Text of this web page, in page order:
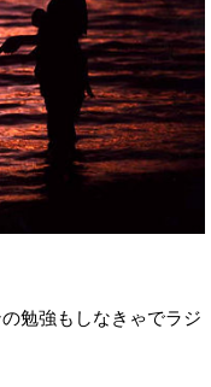
勉強もしなきゃでラジ